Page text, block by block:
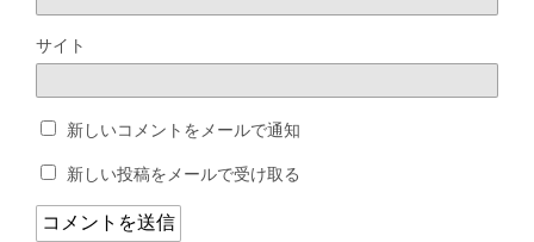
サイト
新しいコメントをメールで通知
新しい投稿をメールで受け取る